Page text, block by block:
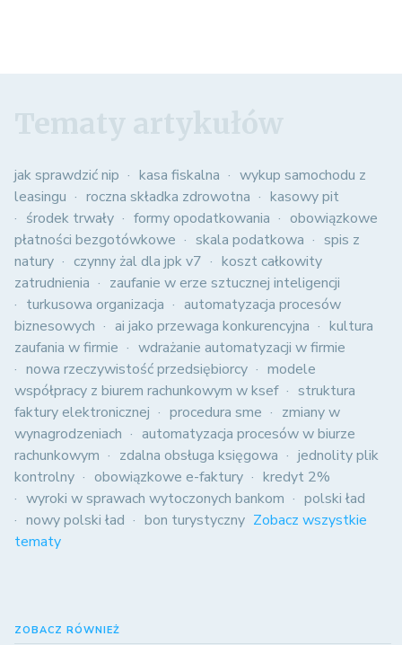
jak sprawdzić nip kasa fiskalna
wykup samochodu z
leasingu
roczna składka zdrowotna
kasowy pit
środek trwały
formy opodatkowania
obowiązkowe
płatności bezgotówkowe
skala podatkowa
spis z
natury
czynny żal dla jpk v7
koszt całkowity
zatrudnienia
zaufanie w erze sztucznej inteligencji
turkusowa organizacja
automatyzacja procesów
biznesowych
ai jako przewaga konkurencyjna
kultura
zaufania w firmie
wdrażanie automatyzacji w firmie
nowa rzeczywistość przedsiębiorcy
modele
współpracy z biurem rachunkowym w ksef
struktura
faktury elektronicznej
procedura sme
zmiany w
wynagrodzeniach
automatyzacja procesów w biurze
rachunkowym
zdalna obsługa księgowa
jednolity plik
kontrolny
obowiązkowe e-faktury
kredyt 2%
wyroki w sprawach wytoczonych bankom
polski ład
nowy polski ład
bon turystyczny Zobacz wszystkie
tematy
ZOBACZ RÓWNIEŻ